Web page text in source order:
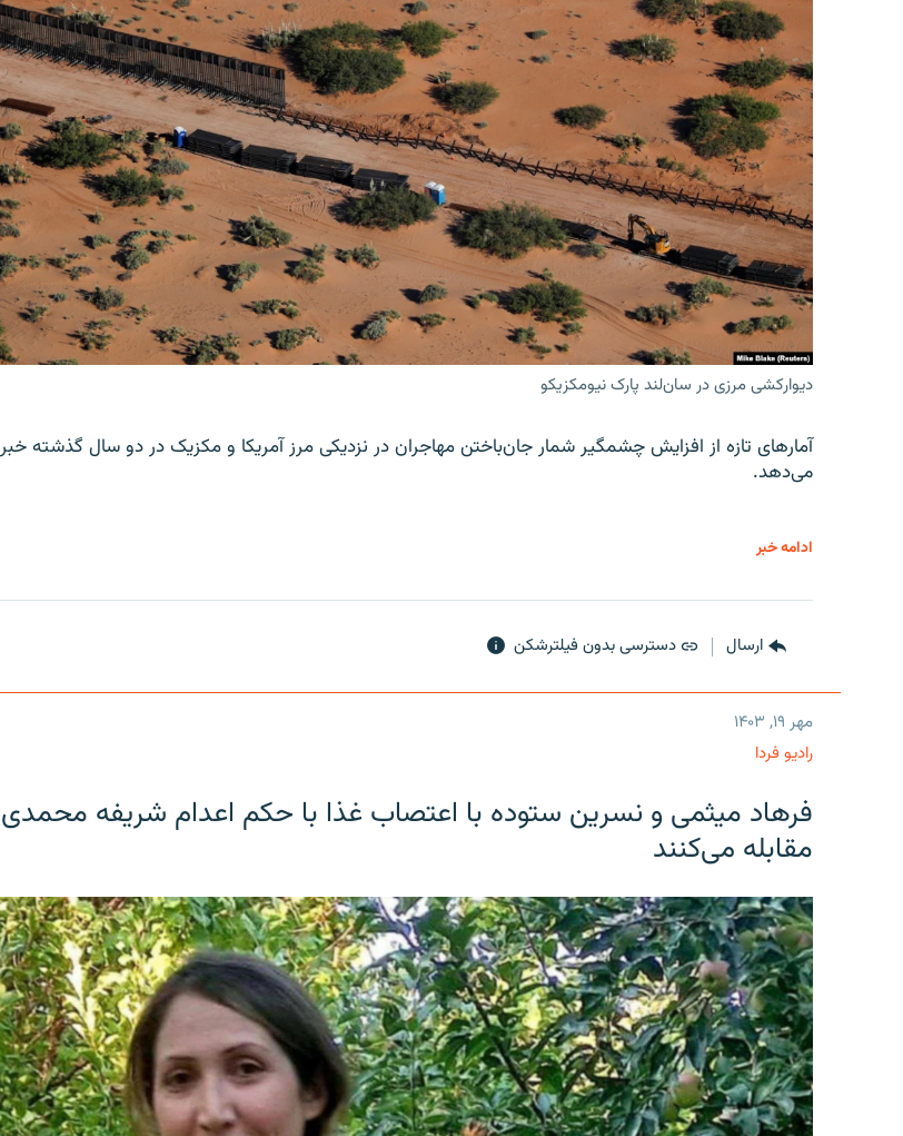
دیوارکشی مرزی در سان‌لند پارک نیومکزیکو
آمارهای تازه از افزایش چشمگیر شمار جان‌باختن مهاجران در نزدیکی مرز آمریکا و مکزیک در دو سال گذشته خبر
می‌دهد.
ادامه خبر
ارسال دسترسی بدون فیلترشکن
مهر ۱۹, ۱۴۰۳
رادیو فردا
فرهاد میثمی و نسرین ستوده با اعتصاب غذا با حکم اعدام شریفه محمدی
مقابله می‌کنند